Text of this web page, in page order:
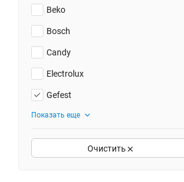
Beko
Bosch
Candy
Electrolux
Gefest
Показать еще
Очистить